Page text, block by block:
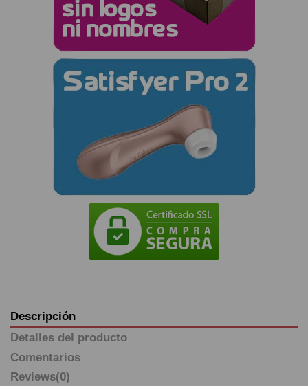
Descripción
Detalles del producto
Comentarios
Reviews(0)